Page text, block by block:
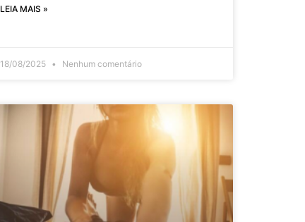
LEIA MAIS »
18/08/2025 Nenhum comentário